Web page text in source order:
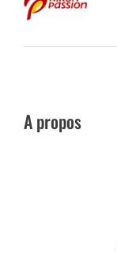
A propos